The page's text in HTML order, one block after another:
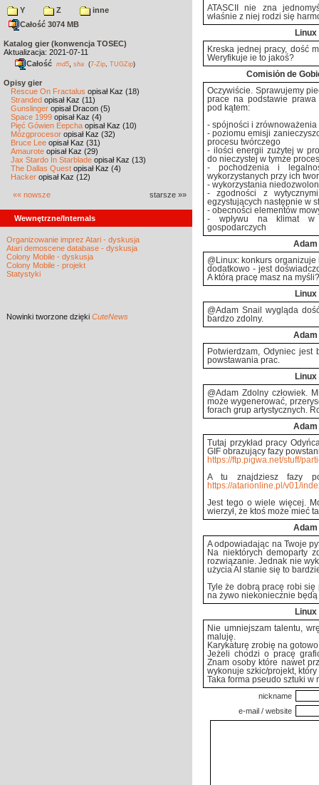
Y Z
inne
Całość 3074 MB
Katalog gier (konwencja TOSEC)
Aktualizacja: 2021-07-11
Całość md5 sha (7-Zip TUGZip)
Opisy gier
Rescue On Fractalus opisał Kaz (18)
Stranded opisał Kaz (11)
Gunslinger opisał Dracon (5)
Space 1999 opisał Kaz (4)
Pięć Gówien Eepcha opisał Kaz (10)
Mózgprocesor opisał Kaz (32)
Bruce Lee opisał Kaz (31)
Amaurote opisał Kaz (29)
Jax Stardo In Starblade opisał Kaz (13)
The Dallas Quest opisał Kaz (4)
Hacker opisał Kaz (12)
«« nowsze starsze »»
Wewnętrzne/Internals
Organizowanie imprez Atari - dyskusja
Atari demoscene database - dyskusja
Colony Mobile - dyskusja
Colony Mobile - projekt
Statystyki
Nowinki tworzone dzięki CuteNews
ATASCII nie zna
właśnie z niej rodzi się
Linux
Kreska jednej pracy, dość
Weryfikuje ie to jakoś?
Comisión de
Oczywiście. Sprawujemy
prace na podstawie prawa
pod kątem:
- spójności i zrównoważenia
- poziomu emisji
procesu twórczego
- ilości energii zużytej w
do nieczystej w tymże
- pochodzenia i
wykorzystanych przy ich
- wykorzystania
- zgodności z
egzystujących następnie w
- obecności elementów
- wpływu na klimat w
gospodarczych
Adam
@Linux: konkurs
dodatkowo - jest
A którą pracę masz na myśli?
Linux
@Adam Snail wygląda
bardzo zdolny.
Adam
Potwierdzam, Odyniec
powstawania prac.
Linux
@Adam Zdolny człowiek.
może wygenerować,
forach grup artystycznych.
Adam
Tutaj przykład pracy
GIF obrazujący fazy
https://ftp.pigwa.net/stuff/
A tu znajdziesz fazy
https://atarionline.pl/v01/
Jest tego o wiele więcej.
wierzył, że ktoś może mieć
Adam
A odpowiadając na Twoje
Na niektórych demoparty
rozwiązanie. Jednak nie
użycia AI stanie się to
Tyle że dobrą pracę robi
na żywo niekoniecznie będą
Linux
Nie umniejszam talentu,
maluję.
Karykaturę zrobię na
Jeżeli chodzi o pracę
Znam osoby które nawet
wykonuje szkic/projekt,
Taka forma pseudo sztuki w
nickname
e-mail / website